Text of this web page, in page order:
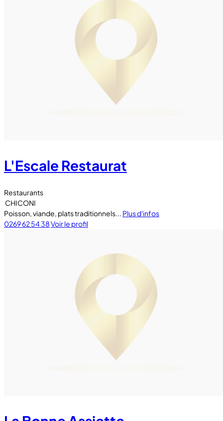
L'Escale Restaurat
Restaurants
CHICONI
Poisson, viande, plats traditionnels... Plus d'infos
0269 62 54 38Voir le profil